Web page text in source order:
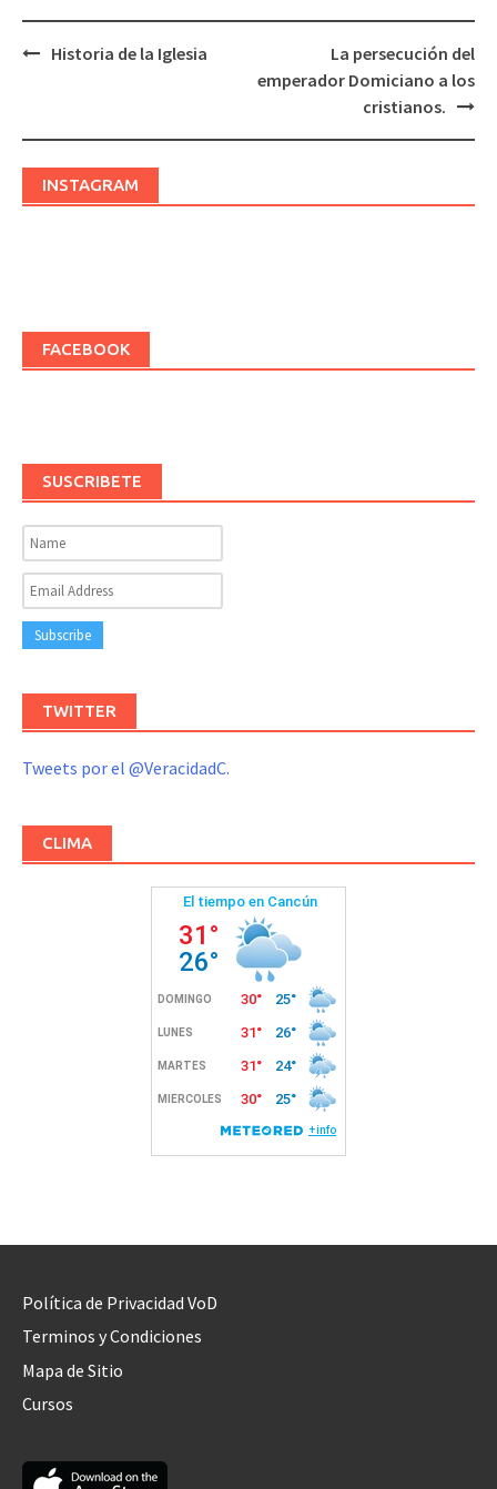
Historia de la Iglesia
La persecución del
emperador Domiciano a los
cristianos.
INSTAGRAM
FACEBOOK
SUSCRIBETE
TWITTER
Tweets por el @VeracidadC.
CLIMA
Política de Privacidad VoD
Terminos y Condiciones
Mapa de Sitio
Cursos